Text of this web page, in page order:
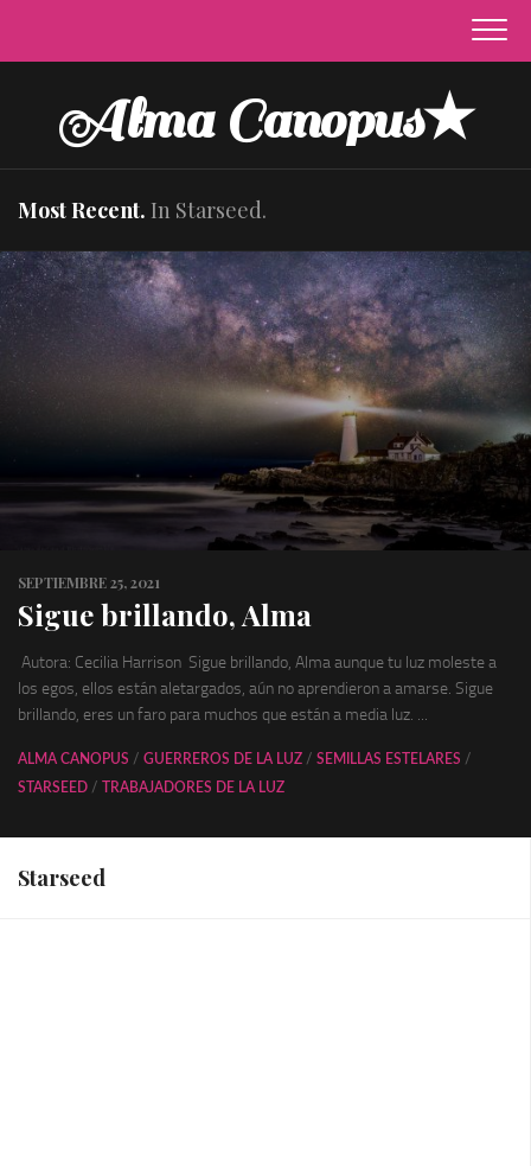
content
Alma Canopus★
Most Recent. In Starseed.
SEPTIEMBRE 25, 2021
Sigue brillando, Alma
Autora: Cecilia Harrison Sigue brillando, Alma aunque tu luz moleste a
los egos, ellos están aletargados, aún no aprendieron a amarse. Sigue
brillando, eres un faro para muchos que están a media luz. ...
ALMA CANOPUS / GUERREROS DE LA LUZ / SEMILLAS ESTELARES /
STARSEED / TRABAJADORES DE LA LUZ
Starseed